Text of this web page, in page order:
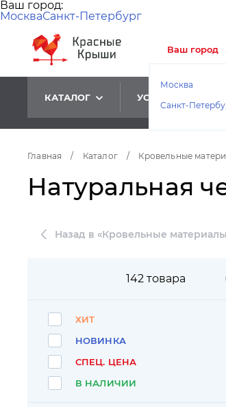
Ваш город:
МоскваСанкт-Петербург
Ваш город
Москва
Санкт-
КАТАЛОГ УСЛУГИ
Главная / Каталог / Кровельные
Натуральная
Назад в «Кровельные
142 товара
ХИТ
НОВИНКА
СПЕЦ. ЦЕНА
В НАЛИЧИИ